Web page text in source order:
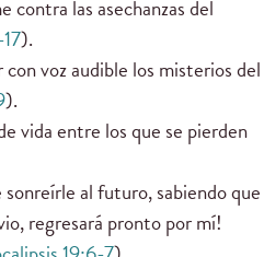
contra las asechanzas del
).
voz audible los misterios del
).
vida entre los que se pierden
sonreírle al futuro, sabiendo que
regresará pronto por mí!